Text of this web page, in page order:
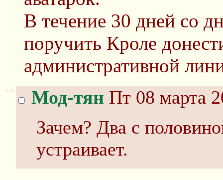
В течение 30 дней со
поручить Кроле
административной
>> Мод-тян Пт 08 марта
Зачем? Два с
устраивает.